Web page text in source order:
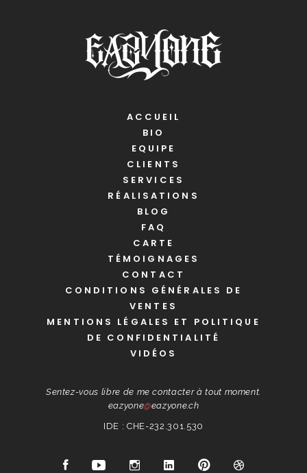
ACCUEIL
BIO
EQUIPE
CLIENTS
SERVICES
RÉALISATIONS
BLOG
FAQ
CARTE
TÉMOIGNAGES
CONTACT
CONDITIONS GÉNÉRALES DE
VENTES
MENTIONS LÉGALES ET POLITIQUE
DE CONFIDENTIALITÉ
VIDÉOS
Sentez-vous libre de me contacter à tout moment.
eazyone@eazyone.ch
IDE : CHE-232.301.530